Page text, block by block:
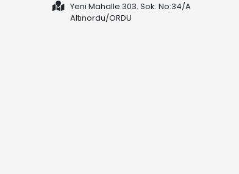
Yeni Mahalle 303. Sok. No:34/A
Altınordu/ORDU​​​​​​​